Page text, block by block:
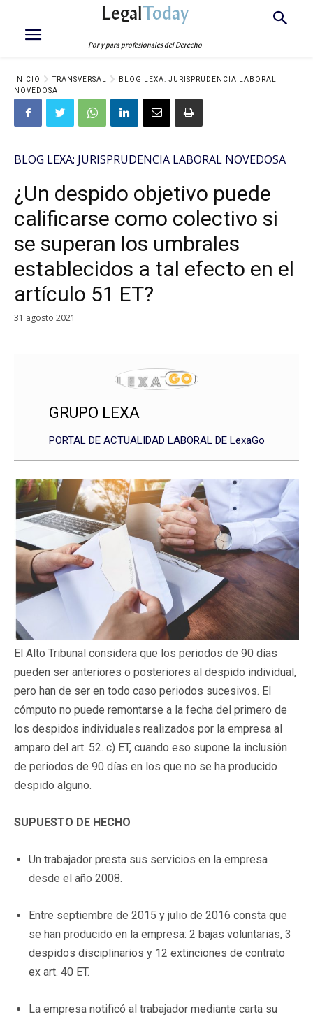
LegalToday
Por y para profesionales del Derecho
INICIO TRANSVERSAL
BLOG LEXA: JURISPRUDENCIA LABORAL
NOVEDOSA
BLOG LEXA: JURISPRUDENCIA LABORAL NOVEDOSA
¿Un despido objetivo puede
calificarse como colectivo si
se superan los umbrales
establecidos a tal efecto en el
artículo 51 ET?
31 agosto 2021
GRUPO LEXA
PORTAL DE ACTUALIDAD LABORAL DE LexaGo
El Alto Tribunal considera que los periodos de 90 días
pueden ser anteriores o posteriores al despido individual,
pero han de ser en todo caso periodos sucesivos. El
cómputo no puede remontarse a la fecha del primero de
los despidos individuales realizados por la empresa al
amparo del art. 52. c) ET, cuando eso supone la inclusión
de periodos de 90 días en los que no se ha producido
despido alguno.
SUPUESTO DE HECHO
Un trabajador presta sus servicios en la empresa
desde el año 2008.
Entre septiembre de 2015 y julio de 2016 consta que
se han producido en la empresa: 2 bajas voluntarias, 3
despidos disciplinarios y 12 extinciones de contrato
ex art. 40 ET.
La empresa notificó al trabajador mediante carta su